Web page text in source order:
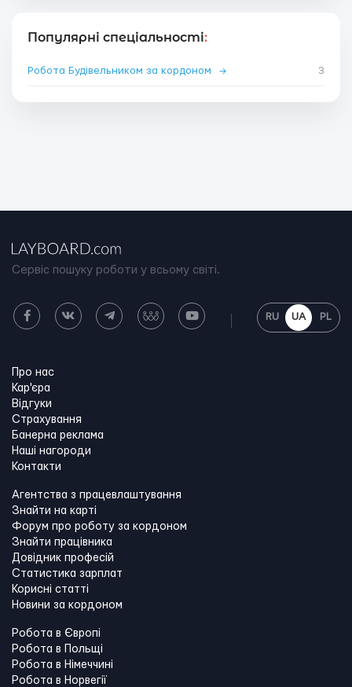
Популярні спеціальності:
Робота Будівельником за кордоном → 3
Сервіс пошуку роботи у всьому світі.
RU UA PL
Про нас
Кар'єра
Відгуки
Страхування
Банерна реклама
Наші нагороди
Контакти
Агентства з працевлаштування
Знайти на карті
Форум про роботу за кордоном
Знайти працівника
Довідник професій
Статистика зарплат
Корисні статті
Новини за кордоном
Робота в Європі
Робота в Польщі
Робота в Німеччині
Робота в Норвегії